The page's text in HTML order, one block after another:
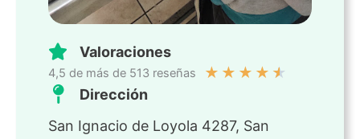
Valoraciones
4,5 de más de 513 reseñas ★ ★ ★ ★ ★
Dirección
San Ignacio de Loyola 4287, San